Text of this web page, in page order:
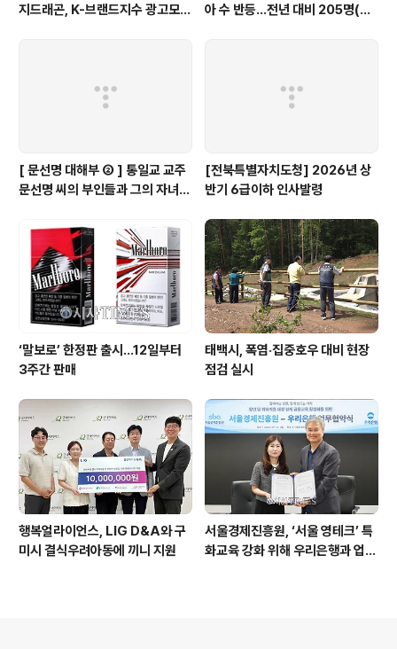
지드래곤, K-브랜드지수 광고모델
아 수 반등…전년 대비 205명(+
[ 문선명 대해부 ② ] 통일교 교주
문선명 씨의 부인들과 그의 자녀들
[전북특별자치도청] 2026년 상
반기 6급이하 인사발령
‘말보로’ 한정판 출시…12일부터
3주간 판매
태백시, 폭염·집중호우 대비 현장
점검 실시
행복얼라이언스, LIG D&A와 구
미시 결식우려아동에 끼니 지원
서울경제진흥원, ‘서울 영테크’ 특
화교육 강화 위해 우리은행과 업무